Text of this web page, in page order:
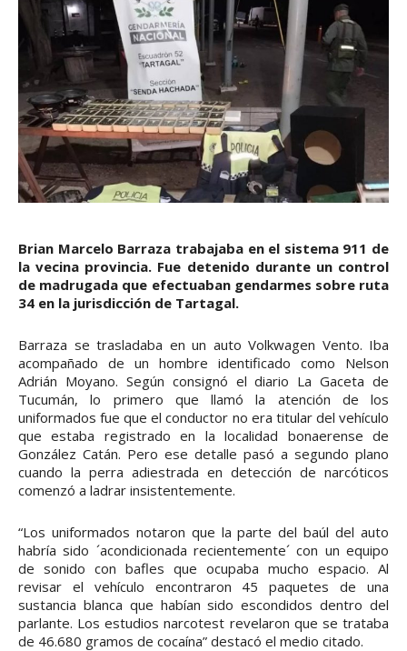
Brian Marcelo Barraza trabajaba en el sistema 911 de
la vecina provincia. Fue detenido durante un control
de madrugada que efectuaban gendarmes sobre ruta
34 en la jurisdicción de Tartagal.
Barraza se trasladaba en un auto Volkwagen Vento. Iba
acompañado de un hombre identificado como Nelson
Adrián Moyano. Según consignó el diario La Gaceta de
Tucumán, lo primero que llamó la atención de los
uniformados fue que el conductor no era titular del vehículo
que estaba registrado en la localidad bonaerense de
González Catán. Pero ese detalle pasó a segundo plano
cuando la perra adiestrada en detección de narcóticos
comenzó a ladrar insistentemente.
“Los uniformados notaron que la parte del baúl del auto
habría sido ´acondicionada recientemente´ con un equipo
de sonido con bafles que ocupaba mucho espacio. Al
revisar el vehículo encontraron 45 paquetes de una
sustancia blanca que habían sido escondidos dentro del
parlante. Los estudios narcotest revelaron que se trataba
de 46.680 gramos de cocaína” destacó el medio citado.